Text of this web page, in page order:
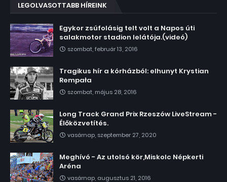
LEGOLVASOTTABB HÍREINK
Egykor zsúfolásig telt volt a Napos úti
salakmotor stadion lelátója.(videó)
szombat, február 13, 2016
Tragikus hír a kórházból: elhunyt Krystian
Rempała
szombat, május 28, 2016
Long Track Grand Prix Rzeszów LiveStream -
Élőközvetítés.
vasárnap, szeptember 27, 2020
Meghívó - Az utolsó kör,Miskolc Népkerti
Aréna
vasárnap, augusztus 21, 2016